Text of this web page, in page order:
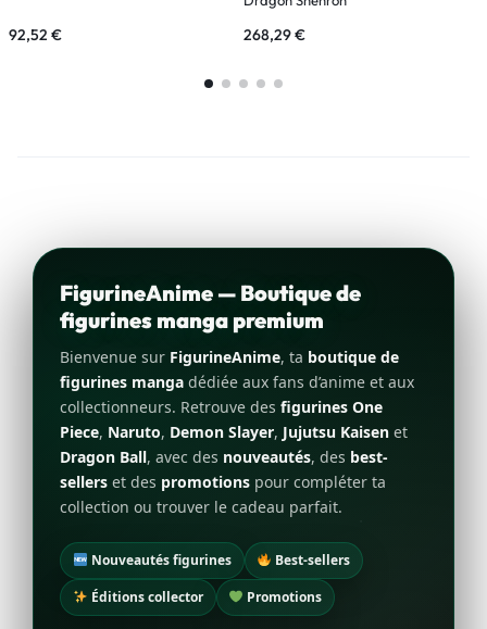
92,52 € 268,29€
FigurineAnime — Boutique de
figurines manga premium
Bienvenue sur FigurineAnime, ta boutique de
figurines manga dédiée aux fans d’anime et aux
collectionneurs. Retrouve des figurines One
Piece, Naruto, Demon Slayer, Jujutsu Kaisen et
Dragon Ball, avec des nouveautés, des best-
sellers et des promotions pour compléter ta
collection ou trouver le cadeau parfait.
Nouveautés figurines
Best-sellers
Éditions collector
Promotions